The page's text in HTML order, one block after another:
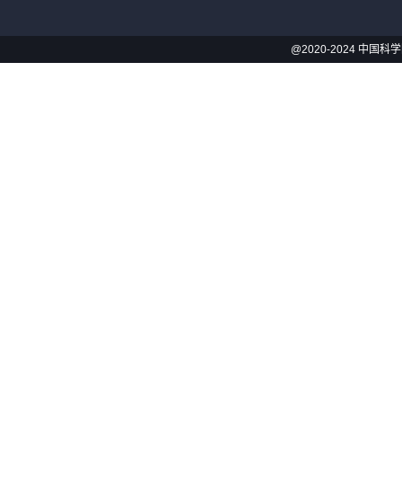
@2020-2024 中国科